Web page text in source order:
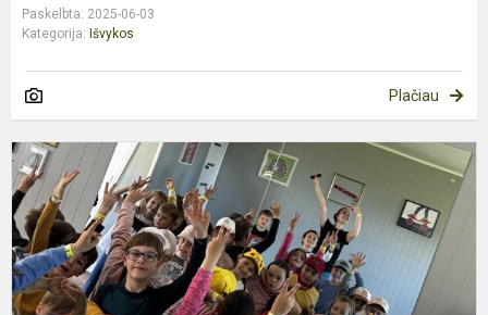
Paskelbta: 2025-06-03
Kategorija: Išvykos
Plačiau